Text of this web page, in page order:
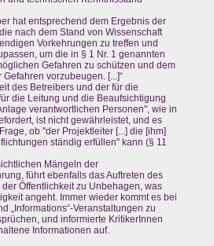
hat entsprechend dem Ergebnis der
nach dem Stand von Wissenschaft
Vorkehrungen zu treffen und
um die in § 1 Nr. 1 genannten
Gefahren zu schützen und dem
Gefahren vorzubeugen. [...]“
des Betreibers und der für die
die Leitung und die Beaufsichtigung
verantwortlichen Personen", wie in
ist nicht gewährleistet, und es
ob "der Projektleiter [...] die [ihm]
ständig erfüllen" kann (§ 11
Mängeln der
führt ebenfalls das Auftreten des
Öffentlichkeit zu Unbehagen, was
angeht. Immer wieder kommt es bei
„Informations“-Veranstaltungen zu
und informierte KritikerInnen
Informationen auf.